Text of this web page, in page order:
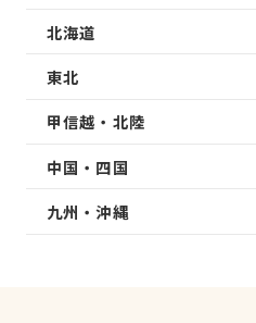
北海道
東北
甲信越・北陸
中国・四国
九州・沖縄